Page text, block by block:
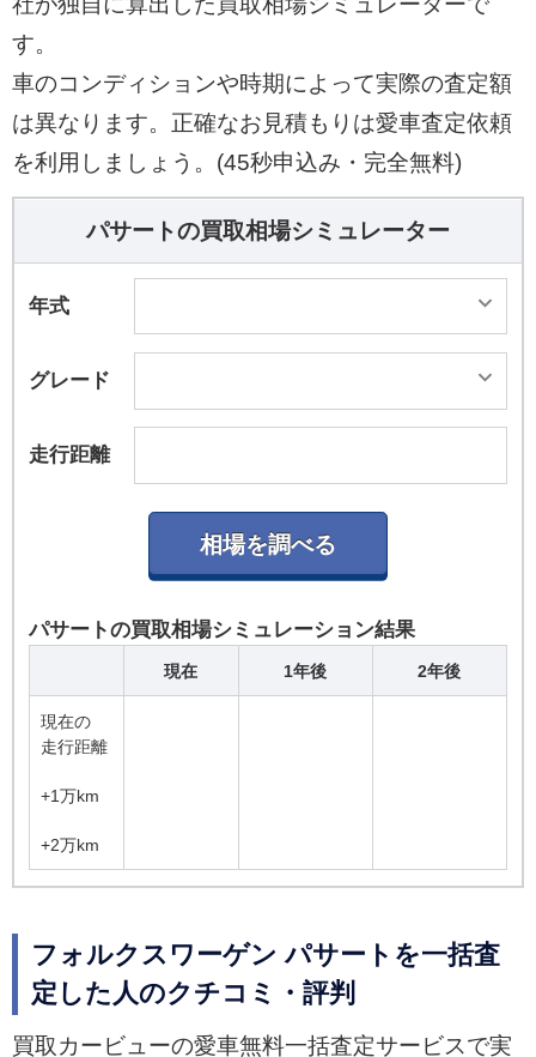
す。
車のコンディションや時期によって実際の査定額
は異なります。正確なお見積もりは愛車査定依頼
を利用しましょう。(45秒申込み・完全無料)
パサートの買取相場シミュレーター
年式
グレード
走行距離
パサートの買取相場シミュレーション結果
現在 1年後 2年後
現在の
走行距離
+1万km
+2万km
フォルクスワーゲン パサートを一括査
定した人のクチコミ・評判
買取カービューの愛車無料一括査定サービスで実